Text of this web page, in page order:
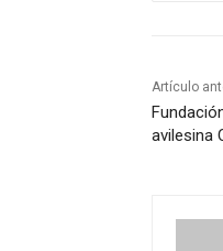
Artículo
avilesina